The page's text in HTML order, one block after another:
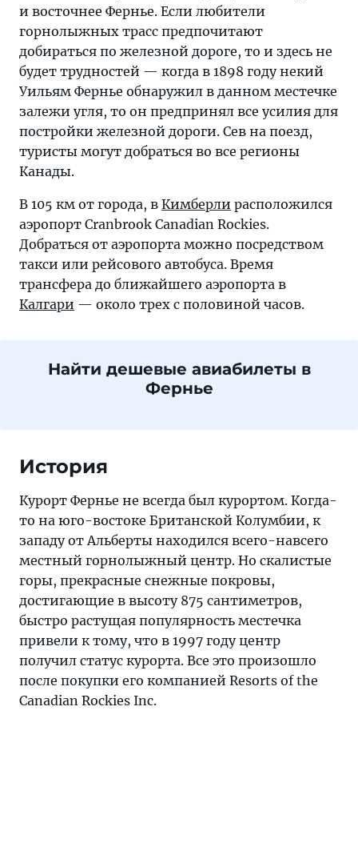
и восточнее Фернье. Если любители
горнолыжных трасс предпочитают
добираться по железной дороге, то и здесь не
будет трудностей — когда в 1898 году некий
Уильям Фернье обнаружил в данном местечке
залежи угля, то он предпринял все усилия для
постройки железной дороги. Сев на поезд,
туристы могут добраться во все регионы
Канады.
В 105 км от города, в Кимберли расположился
аэропорт Cranbrook Canadian Rockies.
Добраться от аэропорта можно посредством
такси или рейсового автобуса. Время
трансфера до ближайшего аэропорта в
Калгари — около трех с половиной часов.
Найти дешевые авиабилеты в
Фернье
История
Курорт Фернье не всегда был курортом. Когда-
то на юго-востоке Британской Колумбии, к
западу от Альберты находился всего-навсего
местный горнолыжный центр. Но скалистые
горы, прекрасные снежные покровы,
достигающие в высоту 875 сантиметров,
быстро растущая популярность местечка
привели к тому, что в 1997 году центр
получил статус курорта. Все это произошло
после покупки его компанией Resorts of the
Canadian Rockies Inc.